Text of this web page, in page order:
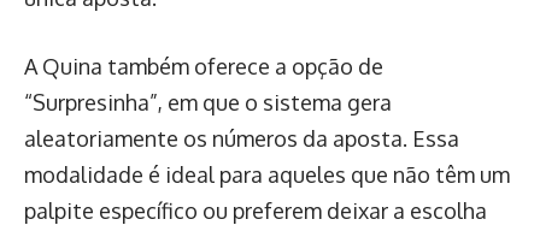
A Quina também oferece a opção de
“Surpresinha”, em que o sistema gera
aleatoriamente os números da aposta. Essa
modalidade é ideal para aqueles que não têm um
palpite específico ou preferem deixar a escolha